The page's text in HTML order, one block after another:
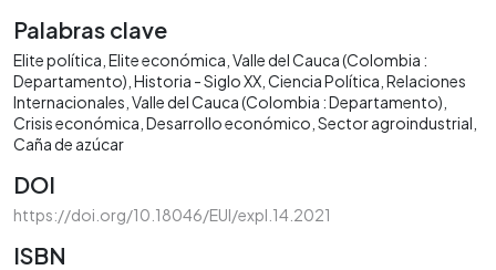
Palabras clave
Elite política Elite económica Valle del Cauca (Colombia :
Departamento) Historia - Siglo XX Ciencia Política Relaciones
Internacionales Valle del Cauca (Colombia : Departamento)
Crisis económica Desarrollo económico Sector agroindustrial
Caña de azúcar
DOI
https://doi.org/10.18046/EUI/expl.14.2021
ISBN